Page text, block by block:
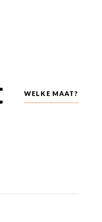
WELKE MAAT?